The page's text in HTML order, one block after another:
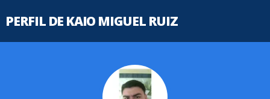
PERFIL DE KAIO MIGUEL RUIZ